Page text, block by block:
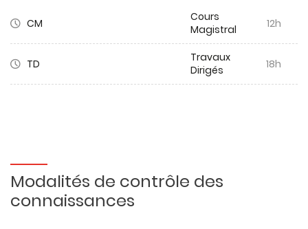
CM
Cours
Magistral
12h
TD
Travaux
Dirigés
18h
Modalités de contrôle des
connaissances